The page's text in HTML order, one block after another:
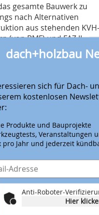
gesamte Bauwerk zu
nach Alternativen
aus stehenden KVH-
(von BMF) und FAZ II-
die
weiche Aluminium
mit Handmaschinen
werden. Die
KVH-Riegeln befestigt,
den KVH-Riegeln
Da im
durch Giraffen mit
(denn so eine
daran zu kratzen), war
in diesem Bereich
dach+holzbau
sich für Dach-
kostenlosen
Produkte und Bauprojekte
Veranstaltungen
pro Jahr und jederzeit
Anti-Roboter-
Hier